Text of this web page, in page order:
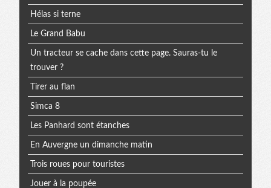
Hélas si terne
Le Grand Babu
Un tracteur se cache dans cette page. Sauras-tu le
trouver ?
Tirer au flan
Simca 8
Les Panhard sont étanches
En Auvergne un dimanche matin
Trois roues pour touristes
Jouer à la poupée